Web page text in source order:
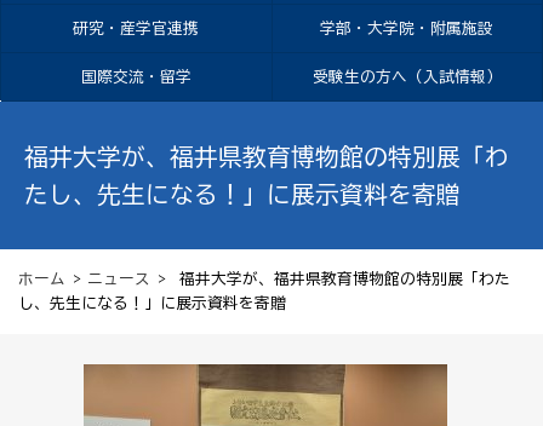
研究・産学官連携 学部・大学院・附属施設
国際交流・留学 受験生の方へ（入試情報）
福井大学が、福井県教育博物館の特別展「わ
たし、先生になる！」に展示資料を寄贈
ホーム > ニュース
> 福井大学が、福井県教育博物館の特別展「わた
し、先生になる！」に展示資料を寄贈